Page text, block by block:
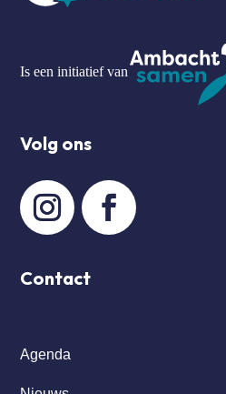
Is een initiatief van
Volg ons
Contact
Agenda